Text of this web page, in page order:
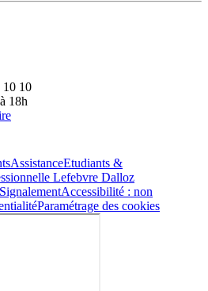
10 10
18h
AssistanceEtudiants &
Lefebvre Dalloz
SignalementAccessibilité : non
Paramétrage des cookies